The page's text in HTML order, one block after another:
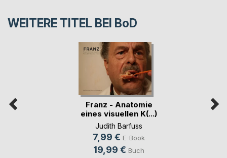
WEITERE TITEL BEI BoD
Franz - Anatomie
eines visuellen K(...)
Judith Barfuss
7,99 € E-Book
19,99 € Buch